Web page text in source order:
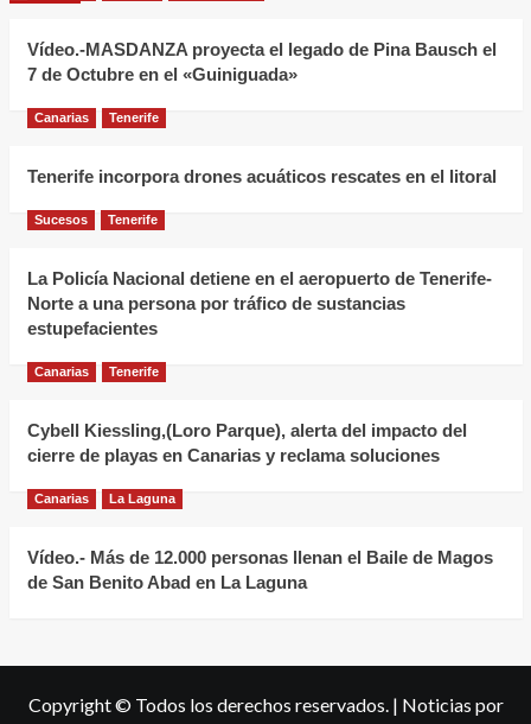
Vídeo.-MASDANZA proyecta el legado de Pina Bausch el
7 de Octubre en el «Guiniguada»
Canarias Tenerife
Tenerife incorpora drones acuáticos rescates en el litoral
Sucesos Tenerife
La Policía Nacional detiene en el aeropuerto de Tenerife-
Norte a una persona por tráfico de sustancias
estupefacientes
Canarias Tenerife
Cybell Kiessling,(Loro Parque), alerta del impacto del
cierre de playas en Canarias y reclama soluciones
Canarias La Laguna
Vídeo.- Más de 12.000 personas llenan el Baile de Magos
de San Benito Abad en La Laguna
Copyright © Todos los derechos reservados. | Noticias por